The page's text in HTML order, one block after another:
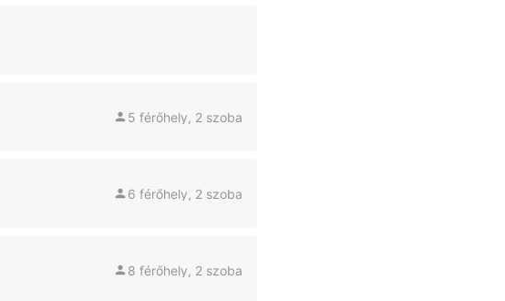
5 férőhely, 2 szoba
6 férőhely, 2 szoba
8 férőhely, 2 szoba